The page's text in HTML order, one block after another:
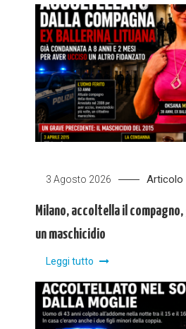
3 Agosto 2026 Articolo
Milano, accoltella il
un maschicidio
Leggi tutto